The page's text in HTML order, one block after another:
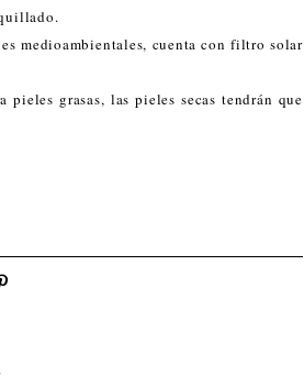
medioambientales, cuenta con filtro solar
grasas, las pieles secas tendrán que